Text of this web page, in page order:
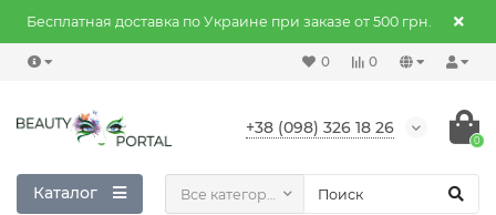
Бесплатная доставка по Украине при заказе от 500 грн.
0
0
+38 (098) 326 18 26
0
Каталог Все категории